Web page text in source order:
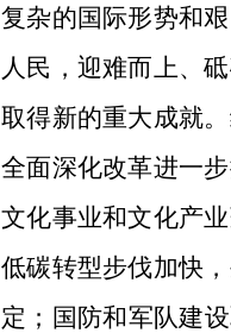
复杂的国际形势和
人民，迎难而上、
取得新的重大成就
全面深化改革进一
文化事业和文化产
低碳转型步伐加快
定；国防和军队建